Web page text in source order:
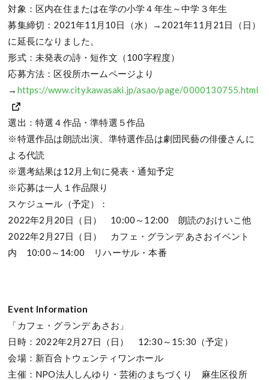
対象：区内在住または在学の小学４年生～中学３年生
募集締切：2021年11月10日（水）→2021年11月21日（日）
に延長になりました。
形式：未発表の詩・短作文（100字程度）
応募方法：区役所ホームページより
→ https://www.city.kawasaki.jp/asao/page/0000130755.html
選出：特選４作品・準特選５作品
※特選作品は朗読出演、準特選作品は劇団民藝の俳優さんに
よる代読
※選考結果は12月上旬に発表・通知予定
※応募は一人１作品限り
スケジュール（予定）：
2022年2月20日（日） 10:00～12:00 朗読のおけいこ他
2022年2月27日（日） カフェ・グランデ あさおイベント
内 10:00～14:00 リハーサル・本番
Event Information
「カフェ・グランデ あさお」
日時：2022年2月27日（日） 12:30～15:30（予定）
会場：新百合トウェンティワンホール
主催：NPO法人しんゆり・芸術のまちづくり 麻生区役所